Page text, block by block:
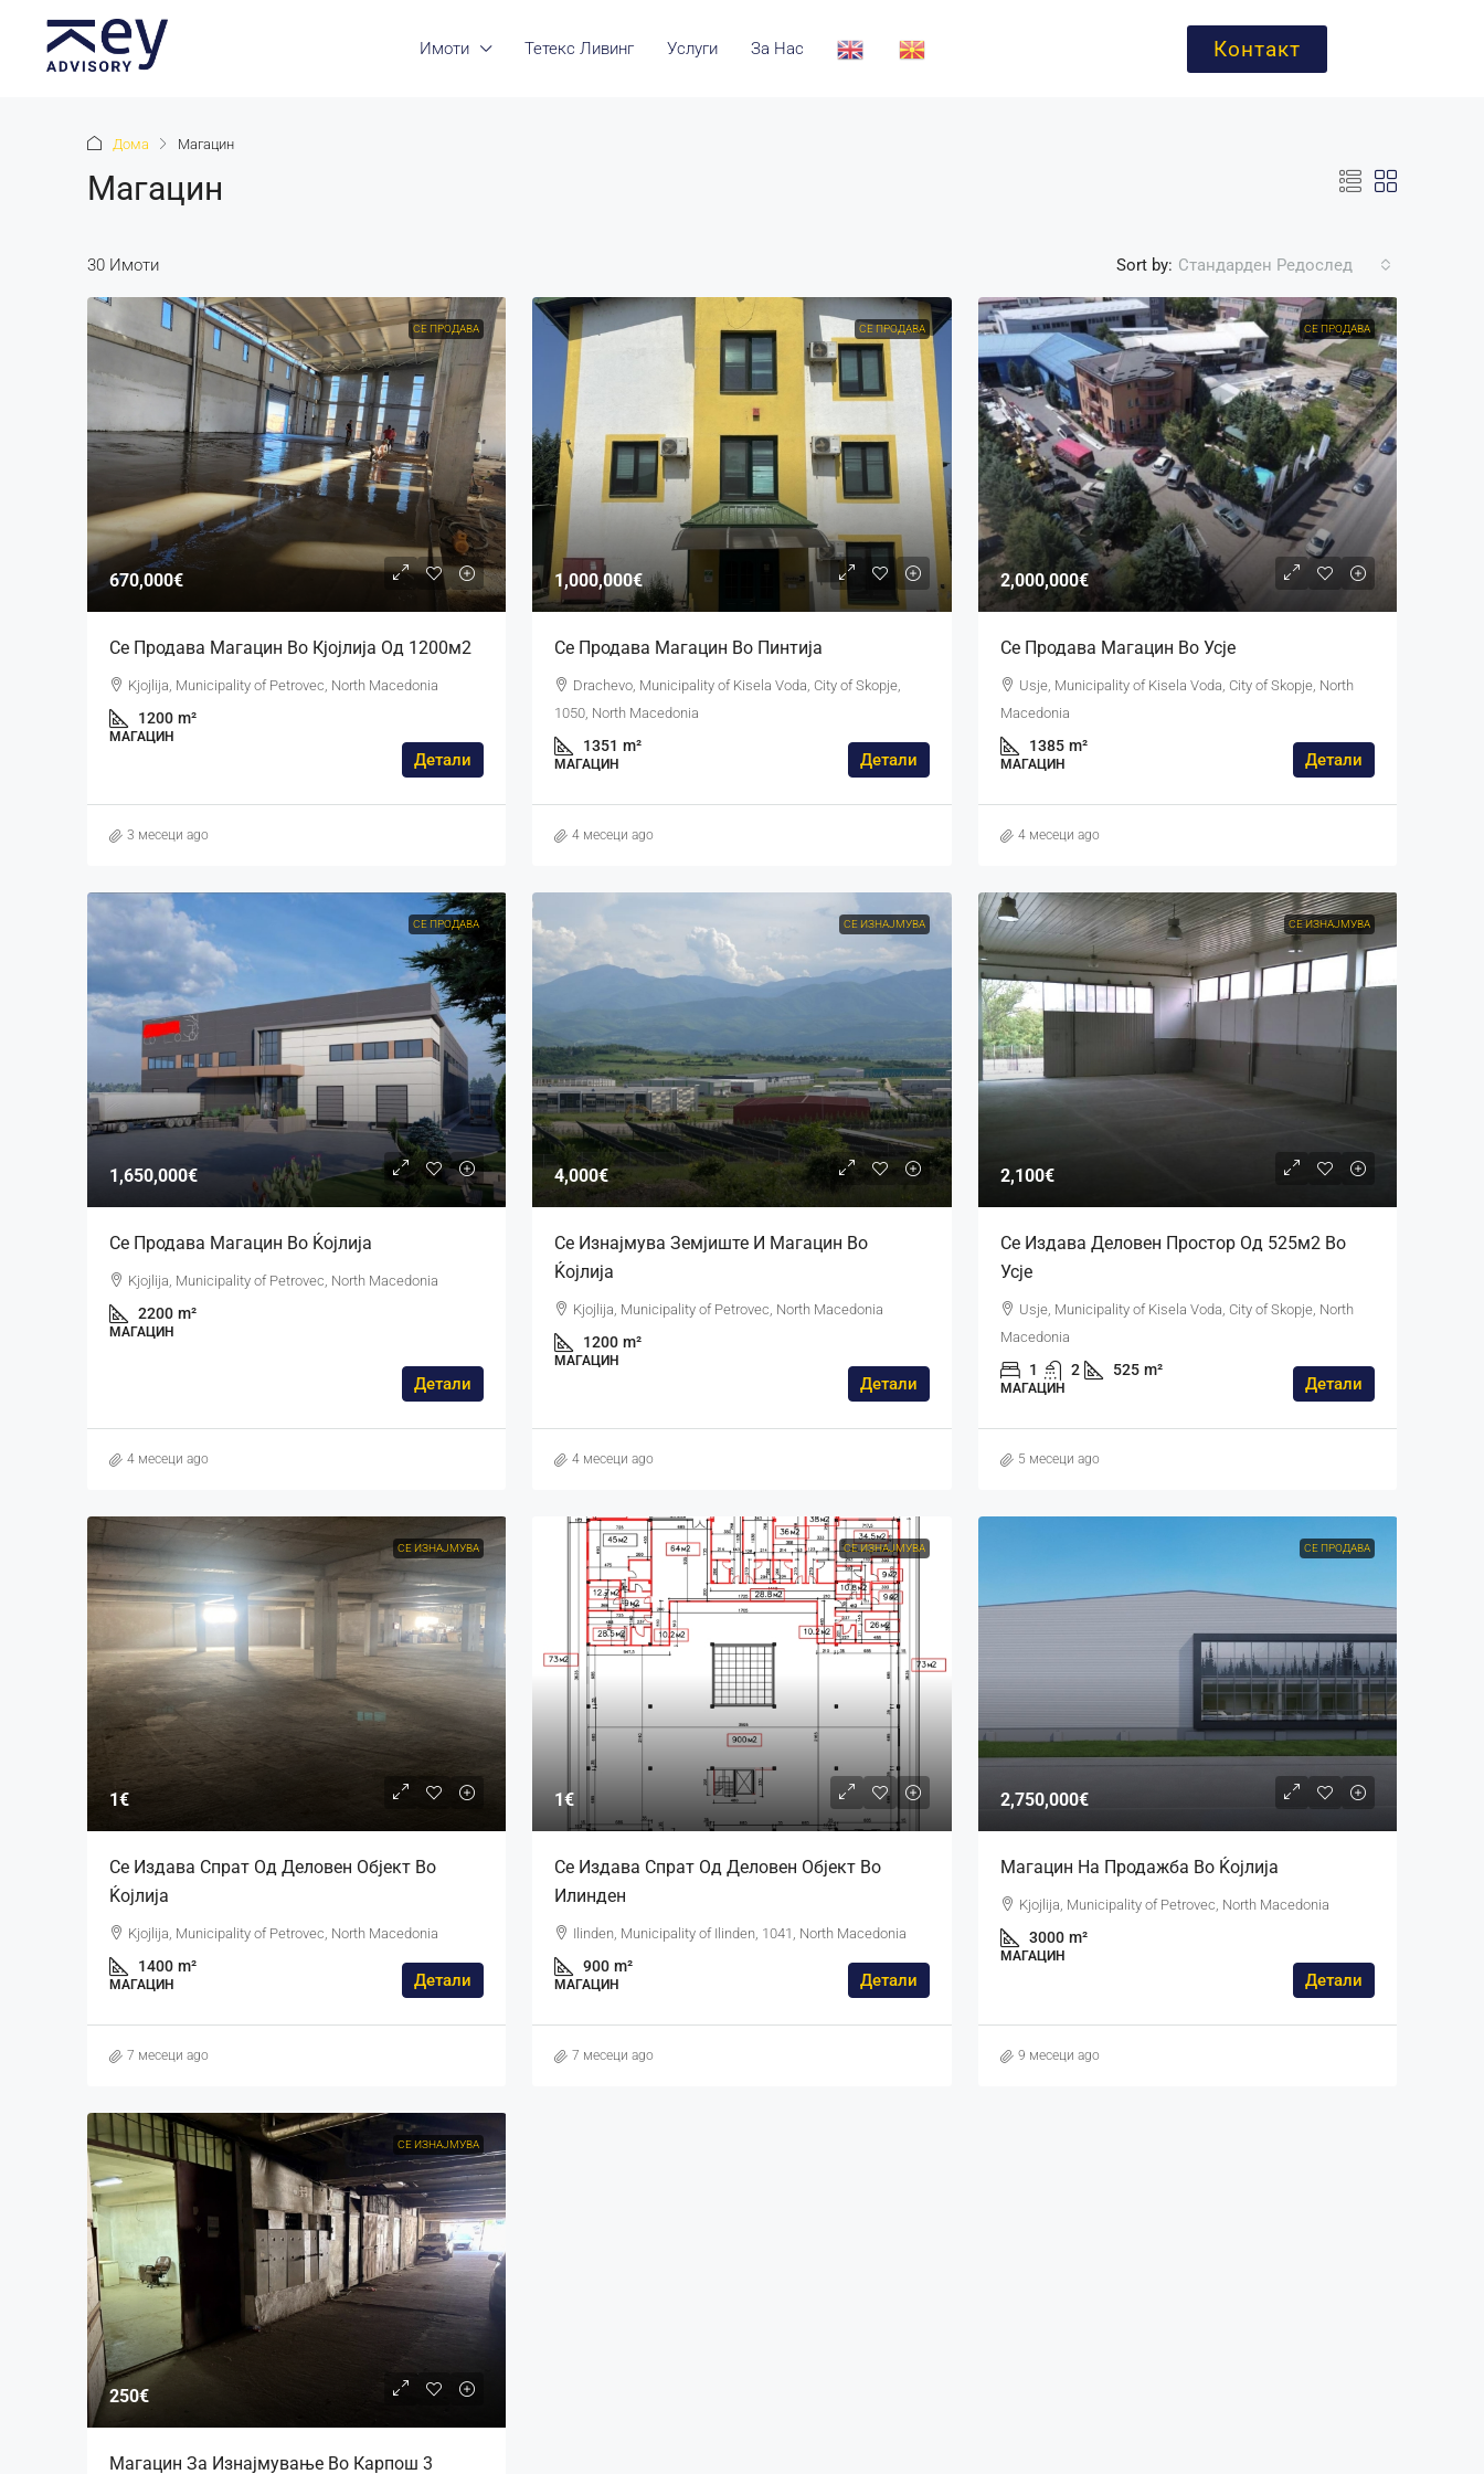
Имоти Тетекс Ливинг Услуги За Нас Контакт
Дома Магацин
Магацин
30 Имоти Sort by: Стандарден Редослед
СЕ ПРОДАВА
670,000€
Се Продава Магацин Во Кјојлија Од 1200м2
Kjojlija, Municipality of Petrovec, North Macedonia
1200 m²
МАГАЦИН
Детали
3 месеци ago
СЕ ПРОДАВА
1,000,000€
Се Продава Магацин Во Пинтија
Drachevo, Municipality of Kisela Voda, City of Skopje,
1050, North Macedonia
1351 m²
МАГАЦИН Детали
4 месеци ago
СЕ ПРОДАВА
2,000,000€
Се Продава Магацин Во Усје
Usje, Municipality of Kisela Voda, City of Skopje, North
Macedonia
1385 m²
МАГАЦИН Детали
4 месеци ago
СЕ ПРОДАВА
1,650,000€
Се Продава Магацин Во Ќојлија
Kjojlija, Municipality of Petrovec, North Macedonia
2200 m²
МАГАЦИН
Детали
4 месеци ago
СЕ ИЗНАЈМУВА
4,000€
Се Изнајмува Земјиште И Магацин Во
Ќојлија
Kjojlija, Municipality of Petrovec, North Macedonia
1200 m²
МАГАЦИН
Детали
4 месеци ago
СЕ ИЗНАЈМУВА
2,100€
Се Издава Деловен Простор Од 525м2 Во
Усје
Usje, Municipality of Kisela Voda, City of Skopje, North
Macedonia
1 2 525 m²
МАГАЦИН Детали
5 месеци ago
СЕ ИЗНАЈМУВА
1€
Се Издава Спрат Од Деловен Објект Во
Ќојлија
Kjojlija, Municipality of Petrovec, North Macedonia
1400 m²
МАГАЦИН Детали
7 месеци ago
СЕ ИЗНАЈМУВА
1€
Се Издава Спрат Од Деловен Објект Во
Илинден
Ilinden, Municipality of Ilinden, 1041, North Macedonia
900 m²
МАГАЦИН Детали
7 месеци ago
СЕ ПРОДАВА
2,750,000€
Магацин На Продажба Во Ќојлија
Kjojlija, Municipality of Petrovec, North Macedonia
3000 m²
МАГАЦИН
Детали
9 месеци ago
СЕ ИЗНАЈМУВА
250€
Магацин За Изнајмување Во Карпош 3